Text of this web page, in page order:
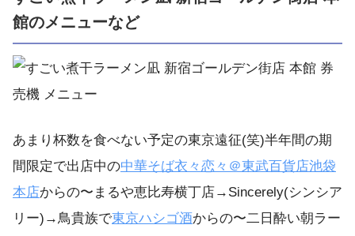
館のメニューなど
あまり杯数を食べない予定の東京遠征(笑)半年間の期
間限定で出店中の中華そば衣々恋々＠東武百貨店池袋
本店からの〜まるや恵比寿横丁店→Sincerely(シンシア
リー)→鳥貴族で東京ハシゴ酒からの〜二日酔い朝ラー